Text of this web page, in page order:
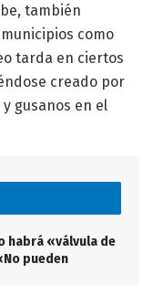
también
como
tarda en ciertos
creado por
gusanos en el
habrá «válvula de
pueden